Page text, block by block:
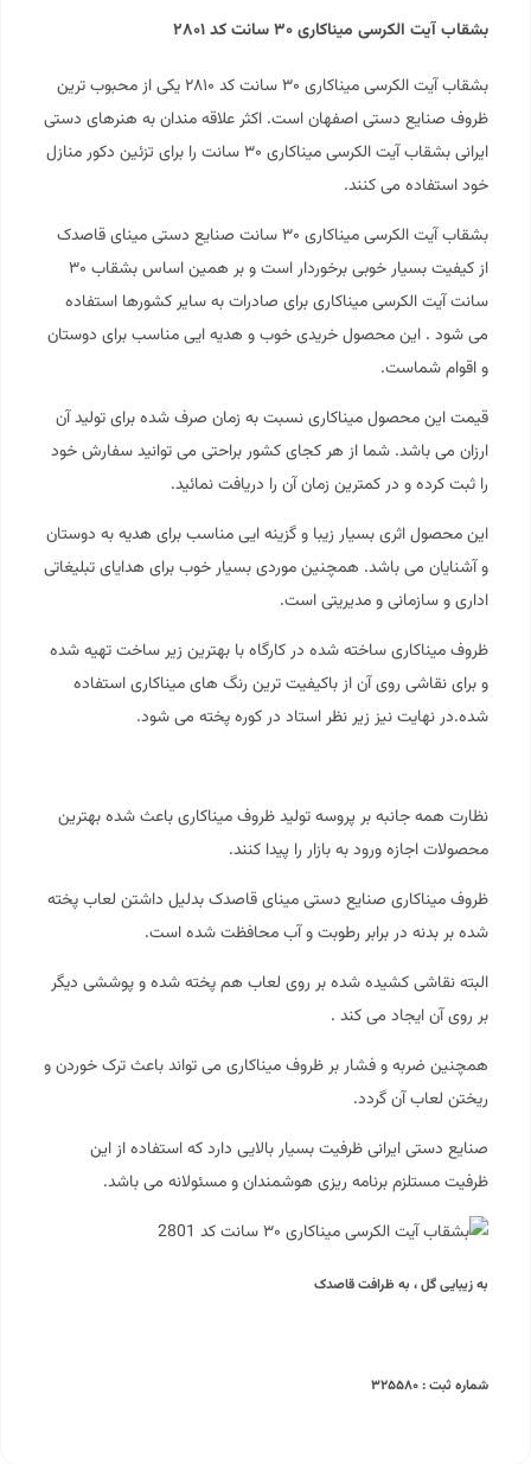
بشقاب آیت الکرسی میناکاری ۳۰ سانت کد ۲۸۰۱
بشقاب آیت الکرسی میناکاری ۳۰ سانت کد ۲۸۱۰ یکی از محبوب ترین
ظروفصنایع دستیاصفهان است. اکثر علاقه مندان به هنرهای دستی
ایرانی بشقاب آیت الکرسی میناکاری ۳۰ سانت را برای تزئین دکور منازل
خود استفاده می کنند.
بشقاب آیت الکرسیمیناکاری
۳۰ سانت صنایع دستی مینای قاصدک
از کیفیت بسیار خوبی برخوردار است و بر همین اساس بشقاب ۳۰
سانت آیت الکرسی میناکاری برای صادرات به سایر کشورها استفاده
می شود . این محصول خریدی خوب و هدیه ایی مناسب برای دوستان
و اقوام شماست.
قیمت این محصولمیناکارینسبت به زمان صرف شده برای تولید آن
ارزان می باشد. شما از هر کجای کشور براحتی می توانید سفارش خود
را ثبت کرده و در کمترین زمان آن را دریافت نمائید.
این محصول اثری بسیار زیبا و گزینه ایی مناسب برای هدیه به دوستان
و آشنایان می باشد. همچنین موردی بسیار خوب برای هدایای تبلیغاتی
اداری و سازمانی و مدیریتی است.
ظروف میناکاری ساخته شده در کارگاه با بهترین زیر ساخت تهیه شده
و برای نقاشی روی آن از باکیفیت ترین رنگ های میناکاری استفاده
شده.در نهایت نیز زیر نظر استاد در کوره پخته می شود.
نظارت همه جانبه بر پروسه تولید ظروف میناکاری باعث شده بهترین
محصولات اجازه ورود به بازار را پیدا کنند.
ظروف میناکاری صنایع دستی مینای قاصدک بدلیل داشتن لعاب پخته
شده بر بدنه در برابر رطوبت و آب محافظت شده است.
البته نقاشی کشیده شده بر روی لعاب هم پخته شده و پوششی دیگر
بر روی آن ایجاد می کند .
همچنین ضربه و فشار بر ظروف میناکاری می تواند باعث ترک خوردن و
ریختن لعاب آن گردد.
صنایع دستی ایرانی ظرفیت بسیار بالایی دارد که استفاده از این
ظرفیت مستلزم برنامه ریزی هوشمندان و مسئولانه می باشد.
به زیبایی گل ، به ظرافت قاصدک
شماره ثبت : ۳۲۵۵۸۰